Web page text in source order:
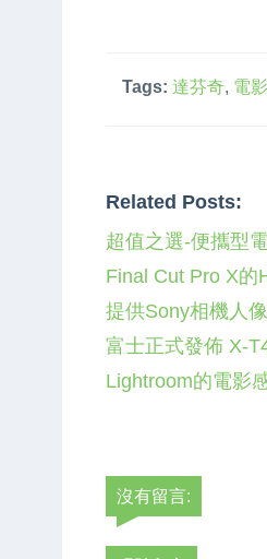
Tags: 達芬奇, 電
Related Posts:
超值之選-便攜型
Final Cut Pro X的
提供Sony相機人
富士正式發佈 X-
Lightroom的電影
沒有留言: